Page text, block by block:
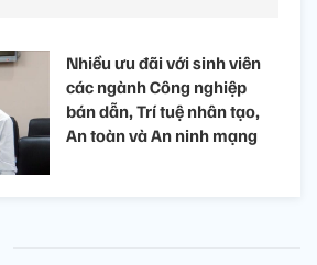
Nhiều ưu đãi với sinh viên
các ngành Công nghiệp
bán dẫn, Trí tuệ nhân tạo,
An toàn và An ninh mạng